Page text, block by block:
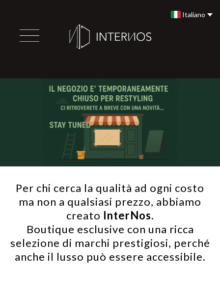
Italiano
Per chi cerca la qualità ad ogni costo
ma non a qualsiasi prezzo, abbiamo
creato InterNos.
Boutique esclusive con una ricca
selezione di marchi prestigiosi, perché
anche il lusso può essere accessibile.